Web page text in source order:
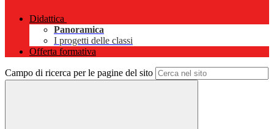
Didattica
Panoramica
I progetti delle classi
Offerta formativa
Campo di ricerca per le pagine del sito